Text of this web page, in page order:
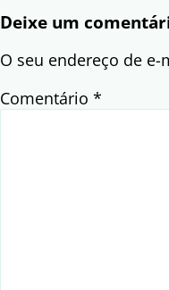
Deixe um
O seu endereço de
Comentário *